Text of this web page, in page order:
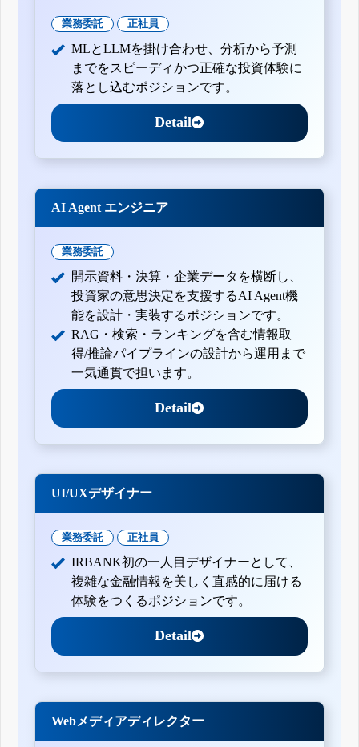
業務委託 正社員
MLとLLMを掛け合わせ、分析から予測
までをスピーディかつ正確な投資体験に
落とし込むポジションです。
Detail
AI Agent エンジニア
業務委託
開示資料・決算・企業データを横断し、
投資家の意思決定を支援するAI Agent機
能を設計・実装するポジションです。
RAG・検索・ランキングを含む情報取
得/推論パイプラインの設計から運用まで
一気通貫で担います。
Detail
UI/UXデザイナー
業務委託 正社員
IRBANK初の一人目デザイナーとして、
複雑な金融情報を美しく直感的に届ける
体験をつくるポジションです。
Detail
Webメディアディレクター